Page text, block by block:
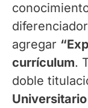
agregar
currículum.
doble
Universitario